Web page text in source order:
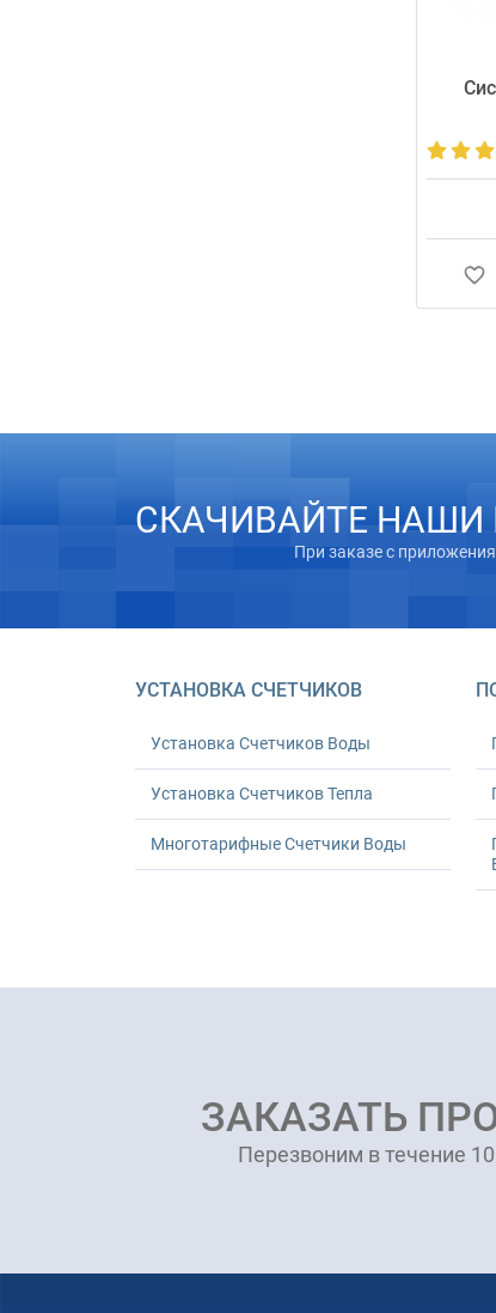
СКАЧИВАЙТЕ
При заказе с
УСТАНОВКА СЧЕТЧИКОВ
Установка Счетчиков Воды
Установка Счетчиков Тепла
Многотарифные Счетчики Воды
ЗАКАЗАТЬ
Перезвоним в течение